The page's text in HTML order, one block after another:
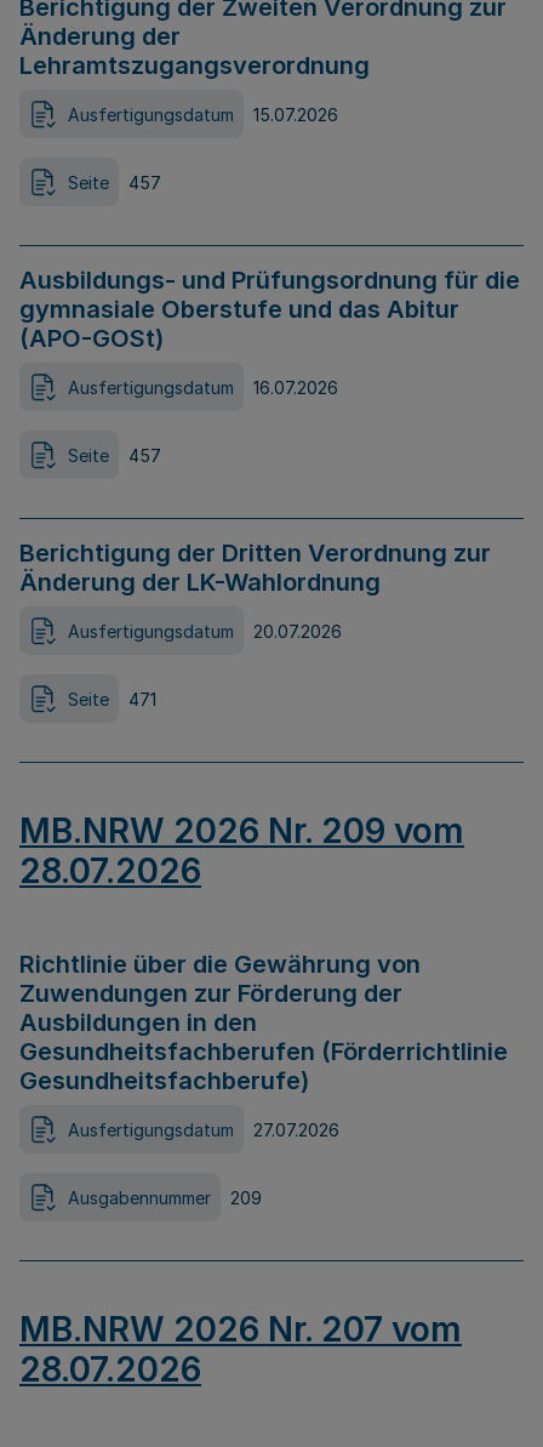
Berichtigung der Zweiten Verordnung zur
Änderung der
Lehramtszugangsverordnung
Ausfertigungsdatum 15.07.2026
Seite 457
Ausbildungs- und Prüfungsordnung für die
gymnasiale Oberstufe und das Abitur
(APO-GOSt)
Ausfertigungsdatum 16.07.2026
Seite 457
Berichtigung der Dritten Verordnung zur
Änderung der LK-Wahlordnung
Ausfertigungsdatum 20.07.2026
Seite 471
MB.NRW 2026 Nr. 209 vom
28.07.2026
Richtlinie über die Gewährung von
Zuwendungen zur Förderung der
Ausbildungen in den
Gesundheitsfachberufen (Förderrichtlinie
Gesundheitsfachberufe)
Ausfertigungsdatum 27.07.2026
Ausgabennummer 209
MB.NRW 2026 Nr. 207 vom
28.07.2026